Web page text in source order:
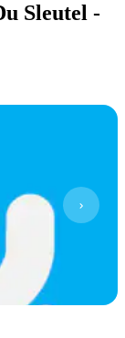
Sleutel -